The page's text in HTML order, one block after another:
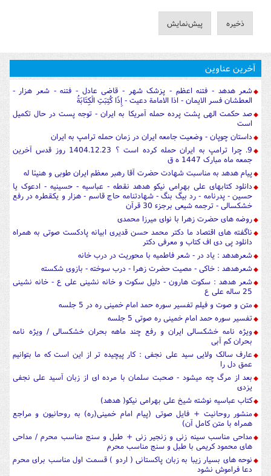
آخرین عناوین
شعر هدهد - فتنه اعظم - پزشک شهر - قاضی عادل - فتنه - شعر هزار -
العطشان فسر الایمان - اذا الامامة دعیت - إِذَا كُتِبَتِ الْكِتَابَةُ
صد حکمت الهی پشت پرده حمله آمریکا به ایران - توجه پست در حال تکمیل
است
داستان چوپان - وضعیت جامعه ایران در زمان حمله ترامپ به ایران
9. چرا ترامپ به ایران حمله کرده است ؟ 1404.12.23 روز قدس آخرین
جمعه ماه مبارک 1447 ه ق
پیام هدهد به مناسبت شهادت حضرت آقا رهبر معظم ایران طوبی و هنیئا له
دانلود کتابهای علی بهرامی نیکو هدهد نقطه - عباسیه - حسینیه - ادعوک یا
حسین - پدرنامه - رد بیگ بنگ - شهادتنامه حاج قاسم - هزار و یکقطره در رفع
خشکسالی - ترجمه شیعی برجزء 30 قرآن
روضه های حضرت زهرا با نوای میرزا محمدی
ناگفته های اقتصاد ما دکتر محمد حسن قدیری ابیانه پادکست صوتی به همراه
دانلود پی دی اف کتاب و معرفی دکتر
شعرهدهد : یاد در - شعر فاطمیه با محوریت در درب خانه
شعرهدهد : خاکی - مصیت حضرت زهرا - درب سوخته - بازوی شکسته
شعر هدهد : سکوت هارون - دلیل سکوت و خانه نشینی علی ع - خانه نشینی
25 ساله علی ع
متن و صوت و فیلم تفسیر سوره حمد امام خمینی ره در 5 جلسه
تفسیر سوره حمد امام خمینی ره صوتی 5 جلسه
ویژه نامه خشکسالی ایران و رفع چند ماهه بحران خشکسالی / ویژه نامه
بحران کم آبی
عارف سالک ولایی سید علی نجفی : کار پیچیده تر از این است که ما بتوانیم
عمق دل را
بعد از مرگ چه میشود - صحبت سلمان با مرده ای از زبان آسید علی نجفی
یزدی
کتاب عباسیه نوشته شیخ علی بهرامی نیکو( هدهد)
منشور روحانیت + فایل صوتی (پیام امام خمینی(ره) به روحانیون و مراجع
همراه با متن کامل آن)
مداحی مناسب سینه زنی و زنجیر زنی + طبل و سنج مناسب محرم / مداحی
های محمود کریمی با طبل و سنج مناسب محرم
نوحه های بسیار زیبا به زبان پاکستانی ( اردو ) قسمت اول مناسب برای محرم
دعا فراموش نشود